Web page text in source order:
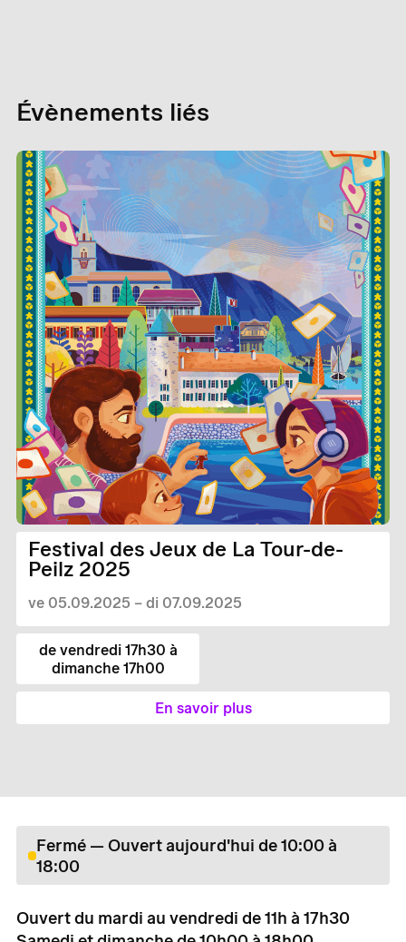
Évènements liés
Festival des Jeux de La Tour-de-
Peilz 2025
ve 05.09.2025 – di 07.09.2025
de vendredi 17h30 à
dimanche 17h00
En savoir plus
Fermé — Ouvert aujourd'hui de 10:00 à
18:00
Ouvert du mardi au vendredi de 11h à 17h30